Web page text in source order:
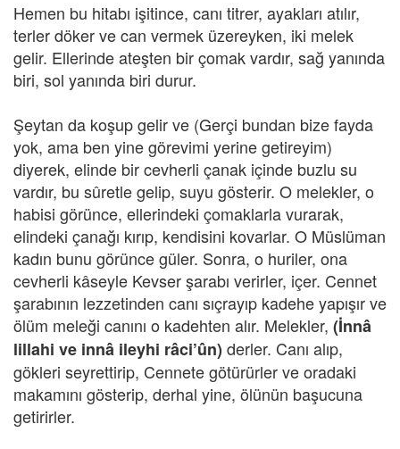
Hemen bu hitabı işitince, canı titrer, ayakları atılır,
terler döker ve can vermek üzereyken, iki melek
gelir. Ellerinde ateşten bir çomak vardır, sağ yanında
biri, sol yanında biri durur.
Şeytan da koşup gelir ve (Gerçi bundan bize fayda
yok, ama ben yine görevimi yerine getireyim)
diyerek, elinde bir cevherli çanak içinde buzlu su
vardır, bu sûretle gelip, suyu gösterir. O melekler, o
habisi görünce, ellerindeki çomaklarla vurarak,
elindeki çanağı kırıp, kendisini kovarlar. O Müslüman
kadın bunu görünce güler. Sonra, o huriler, ona
cevherli kâseyle Kevser şarabı verirler, içer. Cennet
şarabının lezzetinden canı sıçrayıp kadehe yapışır ve
ölüm meleği canını o kadehten alır. Melekler, (İnnâ
lillahi ve innâ ileyhi râci’ûn) derler. Canı alıp,
gökleri seyrettirip, Cennete götürürler ve oradaki
makamını gösterip, derhal yine, ölünün başucuna
getirirler.